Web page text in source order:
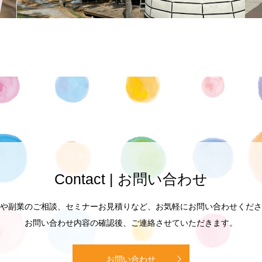
Contact | お問い合わせ
副業のご相談、セミナーお見積りなど、お気軽にお問い合わせくだ
お問い合わせ内容の確認後、ご連絡させていただきます。
お問い合わせ